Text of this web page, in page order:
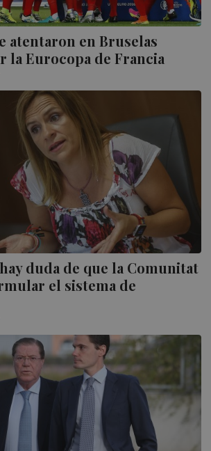
atentaron en Bruselas
la Eurocopa de Francia
duda de que la Comunitat
el sistema de